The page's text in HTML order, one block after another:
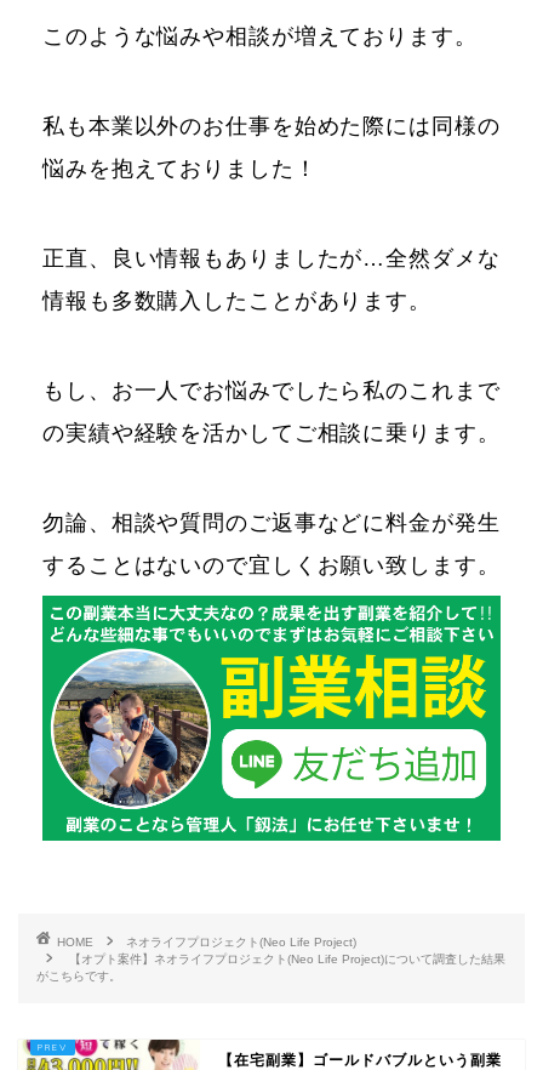
このような悩みや相談が増えております。
私も本業以外のお仕事を始めた際には同様の
悩みを抱えておりました！
正直、良い情報もありましたが…全然ダメな
情報も多数購入したことがあります。
もし、お一人でお悩みでしたら私のこれまで
の実績や経験を活かしてご相談に乗ります。
勿論、相談や質問のご返事などに料金が発生
することはないので宜しくお願い致します。
HOME
ネオライフプロジェクト(Neo Life Project)
【オプト案件】ネオライフプロジェクト(Neo Life Project)について調査した結果
がこちらです。
【在宅副業】ゴールドバブルという副業